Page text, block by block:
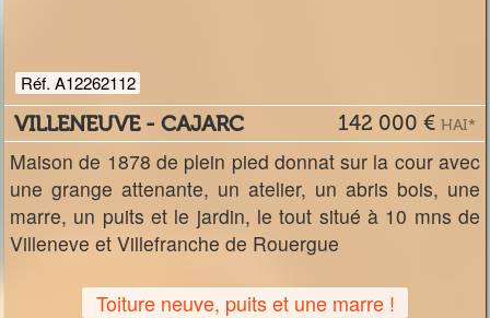
Réf. A12262112
VILLENEUVE - CAJARC 142 000 € HAI*
Maison de 1878 de plein pied donnat sur la cour avec
une grange attenante, un atelier, un abris bois, une
marre, un puits et le jardin, le tout situé à 10 mns de
Villeneve et Villefranche de Rouergue
Toiture neuve, puits et une marre !